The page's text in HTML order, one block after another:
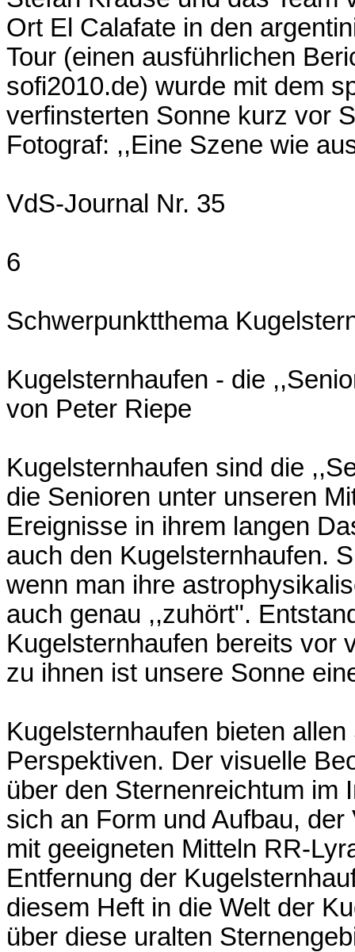
Ort El Calafate in den
Tour (einen ausführlichen
sofi2010.de) wurde mit dem
verfinsterten Sonne kurz vor
Fotograf: ,,Eine Szene wie
VdS-Journal Nr. 35
6
Schwerpunktthema
Kugelsternhaufen - die
von Peter Riepe
Kugelsternhaufen sind die
die Senioren unter unseren
Ereignisse in ihrem langen
auch den Kugelsternhaufen.
wenn man ihre
auch genau ,,zuhört".
Kugelsternhaufen bereits vor
zu ihnen ist unsere Sonne
Kugelsternhaufen bieten
Perspektiven. Der visuelle
über den Sternenreichtum im
sich an Form und Aufbau,
mit geeigneten Mitteln RR-
Entfernung der
diesem Heft in die Welt der
über diese uralten